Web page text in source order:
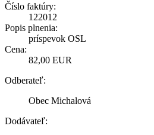
Číslo faktúry:
122012
Popis plnenia:
príspevok OSL
Cena:
82,00 EUR
Odberateľ:
Obec Michalová
Dodávateľ: